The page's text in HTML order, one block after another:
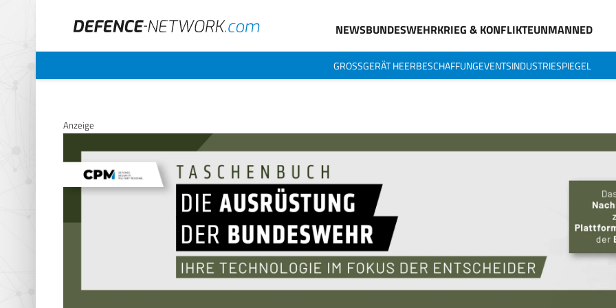
NEWSBUNDESWEHRKRIEG & KONFLIKTEUNMANNED
GROSSGERÄT HEERBESCHAFFUNGEVENTSINDUSTRIESPIEGEL
Anzeige